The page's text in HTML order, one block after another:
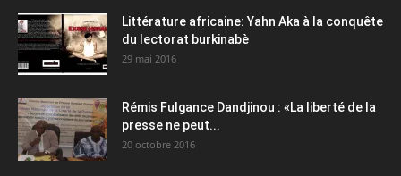
Littérature africaine: Yahn Aka à la conquête
du lectorat burkinabè
29 mai 2016
Rémis Fulgance Dandjinou : «La liberté de la
presse ne peut...
20 octobre 2016